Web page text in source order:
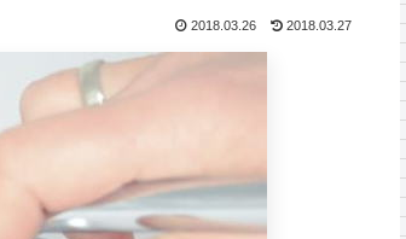
2018.03.26 2018.03.27